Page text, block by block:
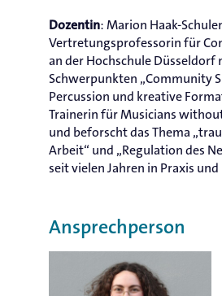
Dozentin: Marion Haak-
Vertretungsprofessorin für
an der Hochschule Düsseldorf
Schwerpunkten „Community
Percussion und kreative
Trainerin für Musicians
und beforscht das Thema
Arbeit“ und „Regulation des
seit vielen Jahren in Praxis
Ansprechperson